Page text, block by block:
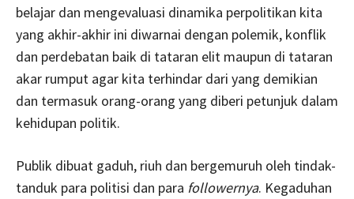
belajar dan mengevaluasi dinamika perpolitikan kita
yang akhir-akhir ini diwarnai dengan polemik, konflik
dan perdebatan baik di tataran elit maupun di tataran
akar rumput agar kita terhindar dari yang demikian
dan termasuk orang-orang yang diberi petunjuk dalam
kehidupan politik.
Publik dibuat gaduh, riuh dan bergemuruh oleh tindak-
tanduk para politisi dan para followernya. Kegaduhan